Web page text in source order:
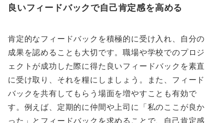
良いフィードバックで自己肯定感を高める
肯定的なフィードバックを積極的に受け入れ、自分の
成果を認めることも大切です。職場や学校でのプロジ
ェクトが成功した際に得た良いフィードバックを素直
に受け取り、それを糧にしましょう。また、フィード
バックを共有してもらう場面を増やすことも有効で
す。例えば、定期的に仲間や上司に「私のここが良か
った」とフィードバックを求めることで、自己肯定感